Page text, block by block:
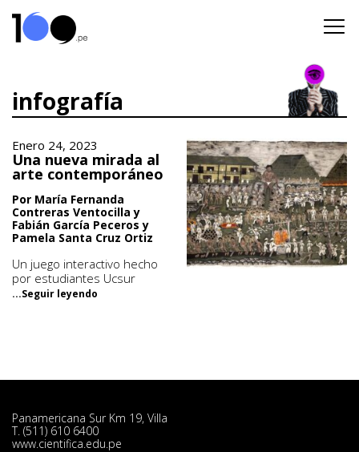
infografía
Enero 24, 2023
Una nueva mirada al
arte contemporáneo
Por María Fernanda
Contreras Ventocilla y
Fabián García Peceros y
Pamela Santa Cruz Ortiz
Un juego interactivo hecho
por estudiantes Ucsur
...Seguir leyendo
Panamericana Sur Km 19, Villa
T. (511) 610 6400
www.cientifica.edu.pe